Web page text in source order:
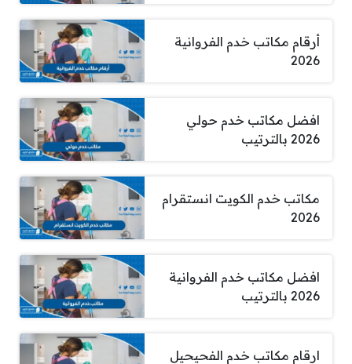
أرقام مكاتب خدم الفروانية
2026
افضل مكاتب خدم حولي
2026 بالترتيب
مكاتب خدم الكويت انستقرام
2026
افضل مكاتب خدم الفروانية
2026 بالترتيب
ارقام مكاتب خدم الفحيحيل